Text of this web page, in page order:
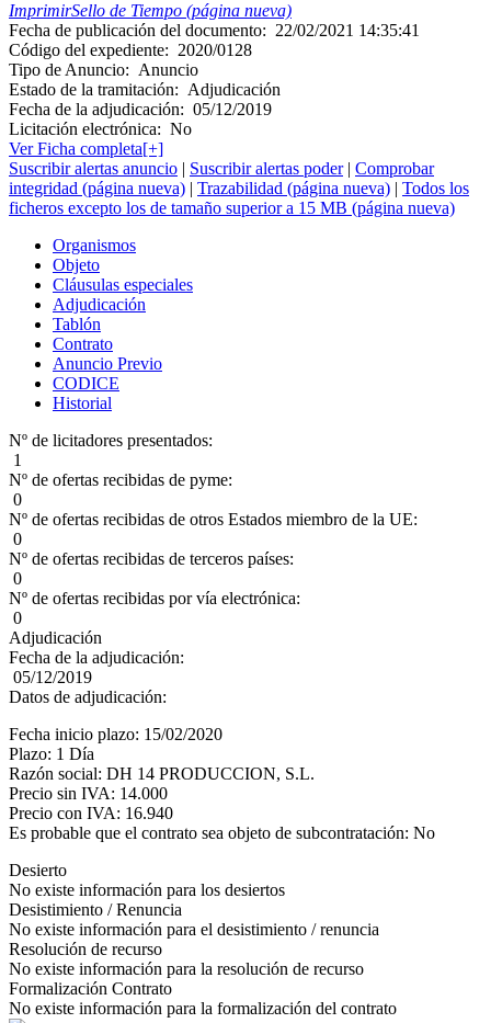
ImprimirSello de Tiempo (página nueva)
Fecha de publicación del documento: 22/02/2021 14:35:41
Código del expediente: 2020/0128
Tipo de Anuncio: Anuncio
Estado de la tramitación: Adjudicación
Fecha de la adjudicación: 05/12/2019
Licitación electrónica: No
Ver Ficha completa[+]
Suscribir alertas anuncio | Suscribir alertas poder| Comprobar
integridad (página nueva) | Trazabilidad (página nueva) | Todos los
ficheros excepto los de tamaño superior a 15 MB (página nueva)
Organismos
Objeto
Cláusulas especiales
Adjudicación
Tablón
Contrato
Anuncio Previo
CODICE
Historial
Nº de licitadores presentados:
1
Nº de ofertas recibidas de pyme:
0
Nº de ofertas recibidas de otros Estados miembro de la UE:
0
Nº de ofertas recibidas de terceros países:
0
Nº de ofertas recibidas por vía electrónica:
0
Adjudicación
Fecha de la adjudicación:
05/12/2019
Datos de adjudicación:
Fecha inicio plazo: 15/02/2020
Plazo: 1 Día
Razón social: DH 14 PRODUCCION, S.L.
Precio sin IVA: 14.000
Precio con IVA: 16.940
Es probable que el contrato sea objeto de subcontratación: No
Desierto
No existe información para los desiertos
Desistimiento / Renuncia
No existe información para el desistimiento / renuncia
Resolución de recurso
No existe información para la resolución de recurso
Formalización Contrato
No existe información para la formalización del contrato